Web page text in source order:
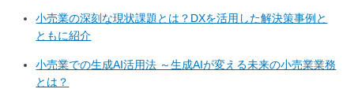
小売業の深刻な現状課題とは？DXを活用した解決策事例と
ともに紹介
小売業での生成AI活用法 ～生成AIが変える未来の小売業業務
とは？